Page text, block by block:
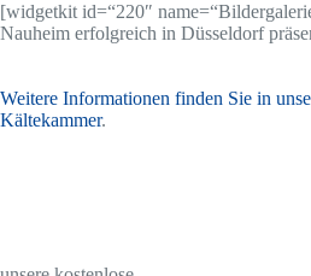
[widgetkit id=“220″
Nauheim erfolgreich in Düsseldorf
Weitere Informationen finden Sie in
Kältekammer.